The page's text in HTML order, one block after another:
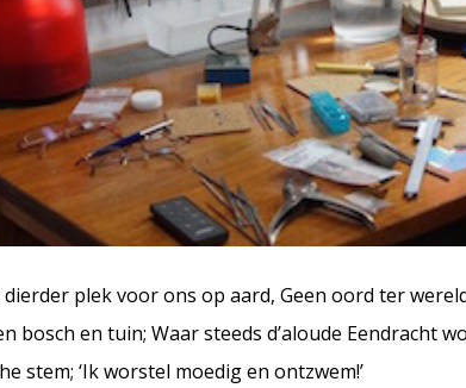
dierder plek voor ons op aard, Geen oord ter
bosch en tuin; Waar steeds d’aloude Eendracht
stem; ‘Ik worstel moedig en ontzwem!’